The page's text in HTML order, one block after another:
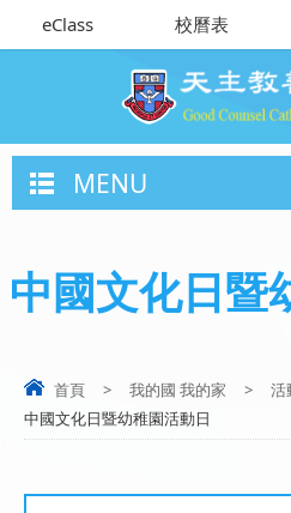
eClass 校曆表
MENU
中國文化日暨
首頁 > 我的國 我的家 > 活
中國文化日暨幼稚園活動日